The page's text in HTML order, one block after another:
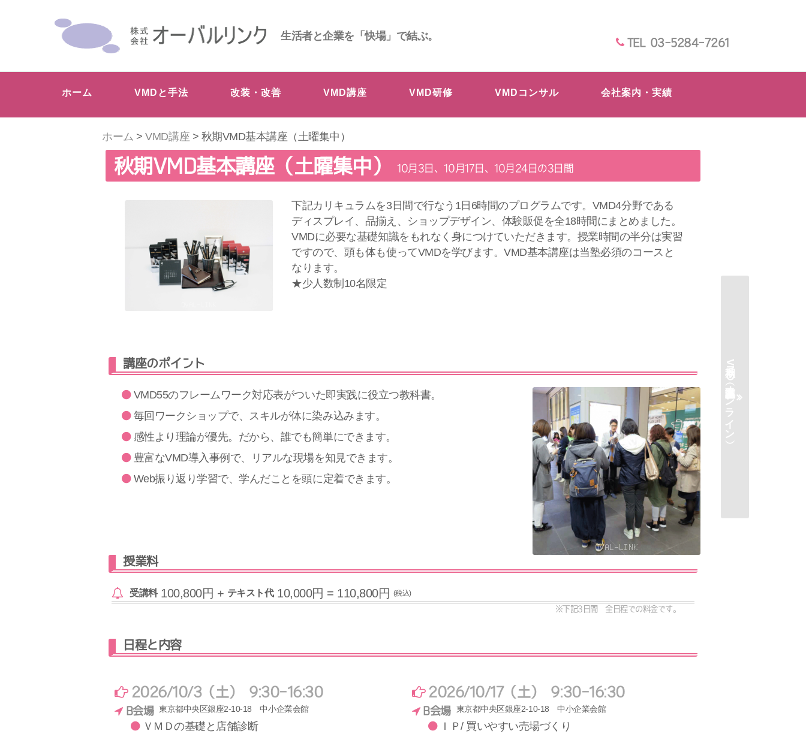
生活者と企業を「快場」で結ぶ。
TEL 03-5284-7261
ホーム VMDと手法 改装・改善 VMD講座 VMD研修 VMDコンサル 会社案内・実績
ホーム >VMD講座 > 秋期VMD基本講座（土曜集中）
秋期VMD基本講座（土曜集中） 10月3日、10月17日、10月24日の3日間
下記カリキュラムを3日間で行なう1日6時間のプログラムです。VMD4分野である
ディスプレイ、品揃え、ショップデザイン、体験販促を全18時間にまとめました。
VMDに必要な基礎知識をもれなく身につけていただきます。授業時間の半分は実習
ですので、頭も体も使ってVMDを学びます。VMD基本講座は当塾必須のコースと
なります。
★少人数制10名限定
講座のポイント
VMD55のフレームワーク対応表がついた即実践に役立つ教科書。
毎回ワークショップで、スキルが体に染み込みます。
感性より理論が優先。だから、誰でも簡単にできます。
豊富なVMD導入事例で、リアルな現場を知見できます。
Web振り返り学習で、学んだことを頭に定着できます。
授業料
受講料100,800円 + テキスト代10,000円 = 110,800円 (税込)
※下記3日間 全日程での料金です。
日程と内容
2026/10/3（土） 9:30-16:30
B会場 東京都中央区銀座2-10-18 中小企業会館
ＶＭＤの基礎と店舗診断
2026/10/17（土） 9:30-16:30
B会場 東京都中央区銀座2-10-18 中小企業会館
ＩＰ/ 買いやすい売場づくり
秋期VMD基本講座（オンライン）